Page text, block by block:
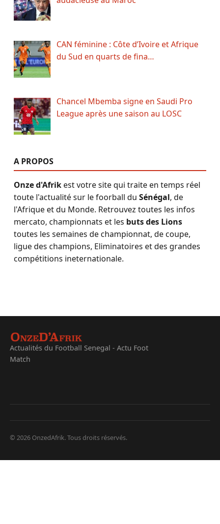
CAN féminine : Côte d’Ivoire et Afrique
du Sud en quarts de fina…
Chancel Mbemba signe en Saudi Pro
League après une saison au LOSC
A PROPOS
Onze d'Afrikest votre site qui traite en temps réel
toute l'actualité sur le foorball du Sénégal, de
l'Afrique et du Monde. Retrouvez toutes les infos
mercato, championnats et les buts des Lions
toutes les semaines de championnat, de coupe,
ligue des champions, Eliminatoires et des grandes
compétitions ineternationale.
Actualités du Football Senegal - Actu Foot
Match
© 2026 OnzedAfrik. Tous droits réservés.